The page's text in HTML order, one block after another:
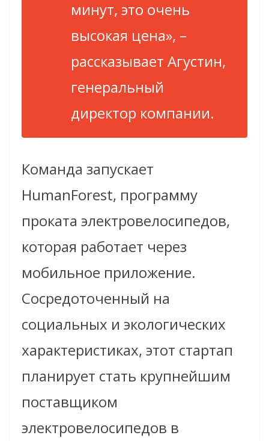
минут, это очень
высокая цена», –
рассказывает Агустин,
генеральный
директор компании.
Команда запускает
HumanForest, программу
проката электровелосипедов,
которая работает через
мобильное приложение.
Сосредоточенный на
социальных и экологических
характеристиках, этот стартап
планирует стать крупнейшим
поставщиком
электровелосипедов в